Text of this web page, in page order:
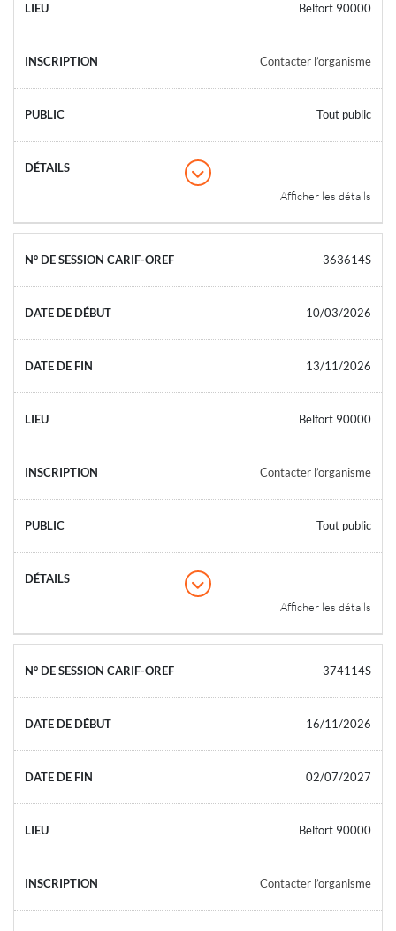
Belfort 90000
Contacter l’organisme
Tout public
Afficher les détails
363614S
10/03/2026
13/11/2026
Belfort 90000
Contacter l’organisme
Tout public
Afficher les détails
374114S
16/11/2026
02/07/2027
Belfort 90000
Contacter l’organisme